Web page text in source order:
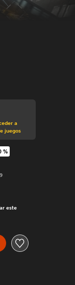
de US$19.99
a
juegos
de US$19.99
%
de US$19.99
este